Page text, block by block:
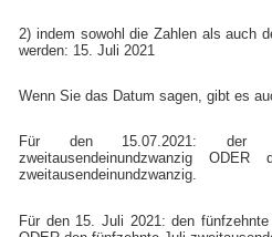
2) indem sowohl die Zahlen als auch
werden: 15. Juli 2021
Wenn Sie das Datum sagen, gibt es
Für den 15.07.2021: der
zweitausendeinundzwanzig
zweitausendeinundzwanzig.
Für den 15. Juli 2021: den